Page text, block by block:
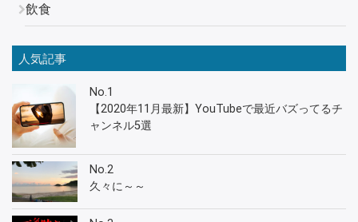
飲食
人気記事
No.1
【2020年11月最新】YouTubeで最近バズってるチ
ャンネル5選
No.2
久々に～～